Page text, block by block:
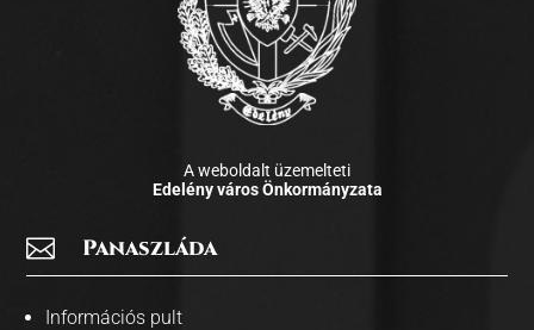
A weboldalt üzemelteti
Edelény város Önkormányzata
 Panaszláda
Információs pult